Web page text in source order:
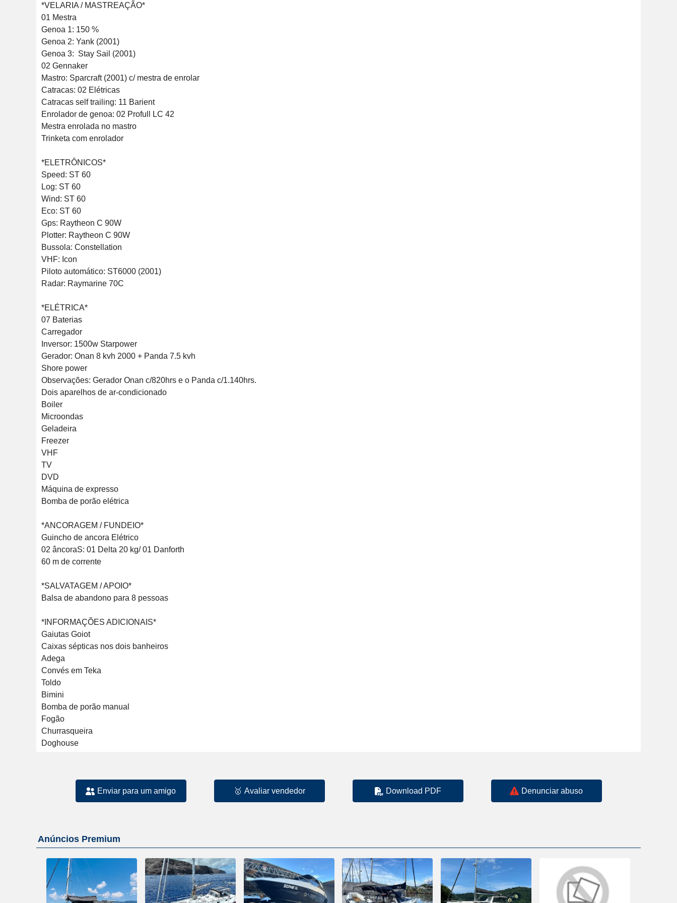
*VELARIA / MASTREAÇÃO*
01 Mestra
Genoa 1: 150 %
Genoa 2: Yank (2001)
Genoa 3:  Stay Sail (2001)
02 Gennaker
Mastro: Sparcraft (2001) c/ mestra de enrolar
Catracas: 02 Elétricas
Catracas self trailing: 11 Barient
Enrolador de genoa: 02 Profull LC 42
Mestra enrolada no mastro
Trinketa com enrolador
*ELETRÔNICOS*
Speed: ST 60
Log: ST 60
Wind: ST 60
Eco: ST 60
Gps: Raytheon C 90W
Plotter: Raytheon C 90W
Bussola: Constellation
VHF: Icon
Piloto automático: ST6000 (2001)
Radar: Raymarine 70C
*ELÉTRICA*
07 Baterias
Carregador
Inversor: 1500w Starpower
Gerador: Onan 8 kvh 2000 + Panda 7.5 kvh
Shore power
Observações: Gerador Onan c/820hrs e o Panda c/1.140hrs.
Dois aparelhos de ar-condicionado
Boiler
Microondas
Geladeira
Freezer
VHF
TV
DVD
Máquina de expresso
Bomba de porão elétrica
*ANCORAGEM / FUNDEIO*
Guincho de ancora Elétrico
02 âncoraS: 01 Delta 20 kg/ 01 Danforth
60 m de corrente
*SALVATAGEM / APOIO*
Balsa de abandono para 8 pessoas
*INFORMAÇÕES ADICIONAIS*
Gaiutas Goiot
Caixas sépticas nos dois banheiros
Adega
Convés em Teka
Toldo
Bimini
Bomba de porão manual
Fogão
Churrasqueira
Enviar para um amigo 🥇 Avaliar vendedor Download PDF Denunciar abuso
Anúncios Premium